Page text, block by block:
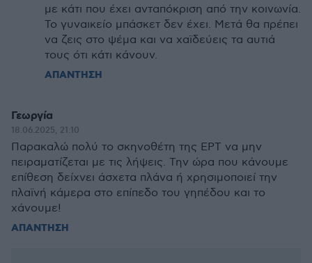
με κάτι που έχει ανταπόκριση από την κοινωνία.
Το γυναικείο μπάσκετ δεν έχει. Μετά θα πρέπει
να ζεις στο ψέμα και να χαϊδεύεις τα αυτιά
τους ότι κάτι κάνουν.
ΑΠΑΝΤΗΣΗ
Γεωργία
18.06.2025, 21:10
Παρακαλώ πολύ το σκηνοθέτη της ΕΡΤ να μην
πειραματίζεται με τις λήψεις. Την ώρα που κάνουμε
επίθεση δείχνει άσχετα πλάνα ή χρησιμοποιεί την
πλαϊνή κάμερα στο επίπεδο του γηπέδου και το
χάνουμε!
ΑΠΑΝΤΗΣΗ